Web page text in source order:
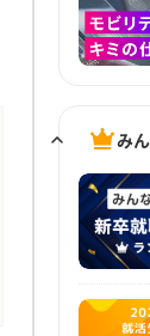
み